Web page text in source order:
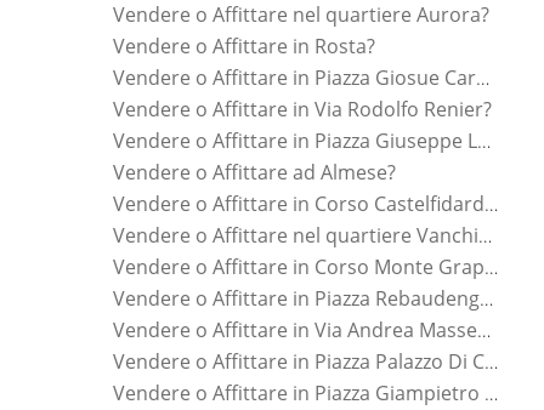
Vendere o Affittare nel quartiere Aurora?
Vendere o Affittare in Rosta?
Vendere o Affittare in Piazza Giosue Carducci?
Vendere o Affittare in Via Rodolfo Renier?
Vendere o Affittare in Piazza Giuseppe Luigi Lagrange?
Vendere o Affittare ad Almese?
Vendere o Affittare in Corso Castelfidardo?
Vendere o Affittare nel quartiere Vanchiglia?
Vendere o Affittare in Corso Monte Grappa?
Vendere o Affittare in Piazza Rebaudengo Conti?
Vendere o Affittare in Via Andrea Massena?
Vendere o Affittare in Piazza Palazzo Di Citta ?
Vendere o Affittare in Piazza Giampietro Chironi?